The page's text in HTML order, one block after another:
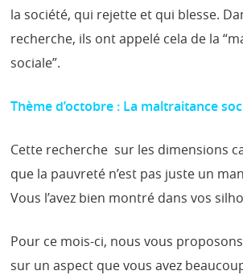
la société, qui rejette et qui blesse.
recherche, ils ont appelé cela de la
sociale”.
Thème d’octobre : La maltraitance
Cette recherche sur les dimensions
que la pauvreté n’est pas juste un
Vous l’avez bien montré dans vos
Pour ce mois-ci, nous vous
sur un aspect que vous avez